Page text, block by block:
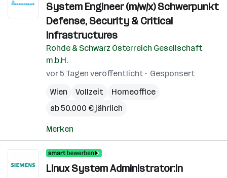
System Engineer (m/w/x) Schwerpunkt
Defense, Security & Critical
Infrastructures
Rohde & Schwarz Österreich Gesellschaft
m.b.H.
vor 5 Tagen veröffentlicht
Gesponsert
Wien
Vollzeit
Homeoffice
ab 50.000 € jährlich
Merken
Linux System Administrator:in